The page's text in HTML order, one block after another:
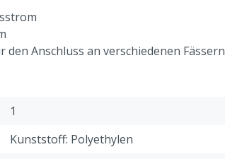
Anschluss an verschiedenen Fässern
1
Kunststoff: Polyethylen